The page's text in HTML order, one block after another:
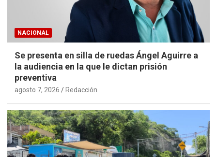
NACIONAL
Se presenta en silla de ruedas Ángel Aguirre a
la audiencia en la que le dictan prisión
preventiva
agosto 7, 2026 Redacción